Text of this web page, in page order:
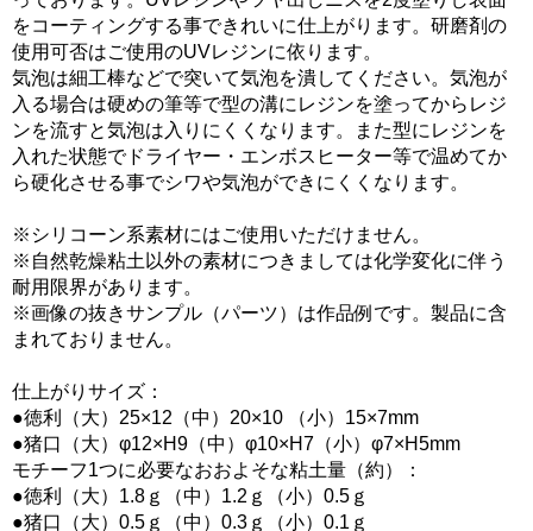
をコーティングする事できれいに仕上がります。研磨剤の
使用可否はご使用のUVレジンに依ります。
気泡は細工棒などで突いて気泡を潰してください。気泡が
入る場合は硬めの筆等で型の溝にレジンを塗ってからレジ
ンを流すと気泡は入りにくくなります。また型にレジンを
入れた状態でドライヤー・エンボスヒーター等で温めてか
ら硬化させる事でシワや気泡ができにくくなります。
※シリコーン系素材にはご使用いただけません。
※自然乾燥粘土以外の素材につきましては化学変化に伴う
耐用限界があります。
※画像の抜きサンプル（パーツ）は作品例です。製品に含
まれておりません。
仕上がりサイズ：
●徳利（大）25×12（中）20×10 （小）15×7mm
●猪口（大）φ12×H9（中）φ10×H7（小）φ7×H5mm
モチーフ1つに必要なおおよそな粘土量（約）：
●徳利（大）1.8ｇ（中）1.2ｇ（小）0.5ｇ
●猪口（大）0.5ｇ（中）0.3ｇ（小）0.1ｇ